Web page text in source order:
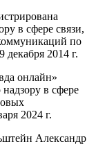
в сфере связи,
по
2014 г.
онлайн»
в сфере
2024 г.
Александр